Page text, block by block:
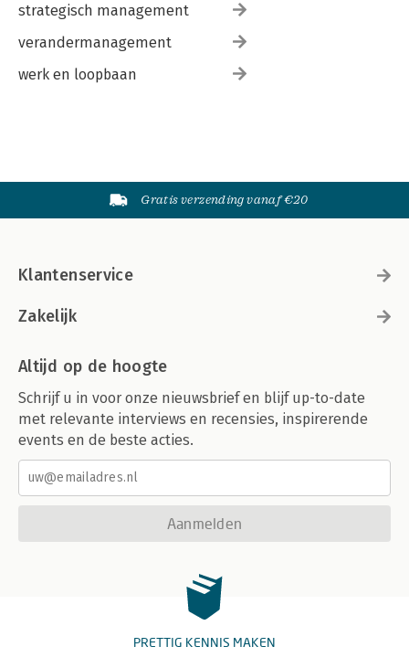
strategisch management
verandermanagement
werk en loopbaan
Gratis verzending vanaf €20
Klantenservice
Zakelijk
Altijd op de hoogte
Schrijf u in voor onze nieuwsbrief en blijf up-to-date
met relevante interviews en recensies, inspirerende
events en de beste acties.
Aanmelden
PRETTIG KENNIS MAKEN